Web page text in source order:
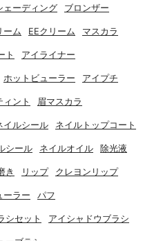
ェーディング ブロンザー
ーム EEクリーム マスカラ
ト アイライナー
ホットビューラー アイプチ
ィント 眉マスカラ
イルシール ネイルトップコート
シール ネイルオイル 除光液
き リップ クレヨンリップ
ーラー パフ
シセット アイシャドウブラシ